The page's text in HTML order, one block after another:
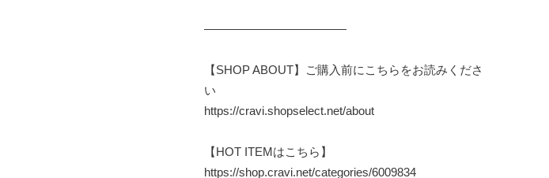
————————————
【SHOP ABOUT】ご購入前にこちらをお読みくださ
い
https://cravi.shopselect.net/about
【HOT ITEMはこちら】
https://shop.cravi.net/categories/6009834